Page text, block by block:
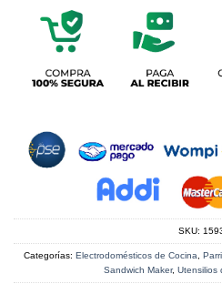
SKU:
Categorías: Electrodomésticos de Cocina,
Sandwich Maker, Utensilios